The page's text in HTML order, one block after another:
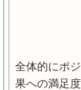
全体的にポ
果への満足